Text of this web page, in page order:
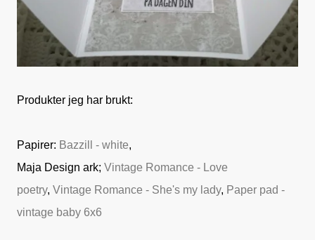
Produkter jeg har brukt:
Papirer: Bazzill - white,
Maja Design ark; Vintage Romance - Love
poetry, Vintage Romance - She's my lady, Paper pad -
vintage baby 6x6